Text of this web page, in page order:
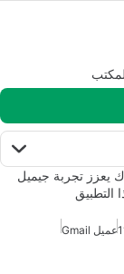
تجربة جيميل
التطبيق
عميل Gmail